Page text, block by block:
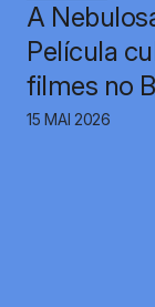
A
Película
filmes no
15 MAI 2026